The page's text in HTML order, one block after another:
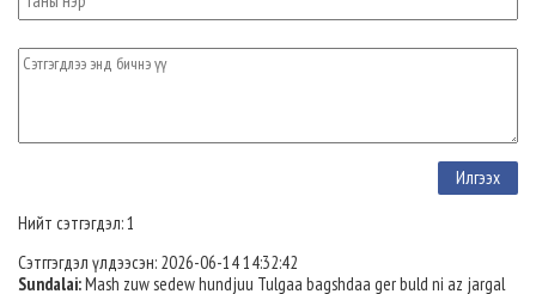
Нийт сэтгэгдэл: 1
Сэтггэгдэл үлдээсэн: 2026-06-14 14:32:42
Sundalai:Mash zuw sedew hundjuu Tulgaa bagshdaa ger buld ni az jargal